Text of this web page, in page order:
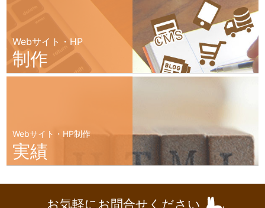
Webサイト・HP
制作
Webサイト・HP制作
実績
お気軽にお問合せください